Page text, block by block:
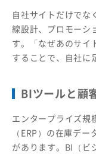
自社サイトだけでな
線設計、プロモーシ
す。「なぜあのサイ
することで、自社に
BIツールと顧
エンタープライズ規
（ERP）の在庫デ
があります。BI（ビ